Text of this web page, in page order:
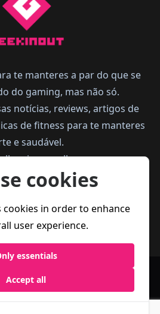
te manteres a par do que se
do gaming, mas não só.
notícias, reviews, artigos de
de fitness para te manteres
e saudável.
joga melhor.
Política de
cookies
cookies in order to enhance
user experience.
essentials
Accept all